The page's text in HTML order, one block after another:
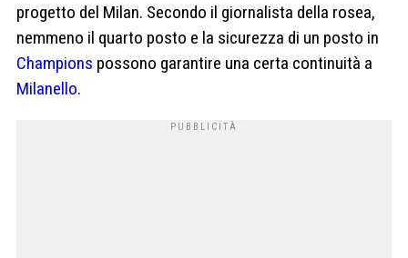
progetto del Milan. Secondo il giornalista della rosea,
nemmeno il quarto posto e la sicurezza di un posto in
Champions possono garantire una certa continuità a
Milanello.